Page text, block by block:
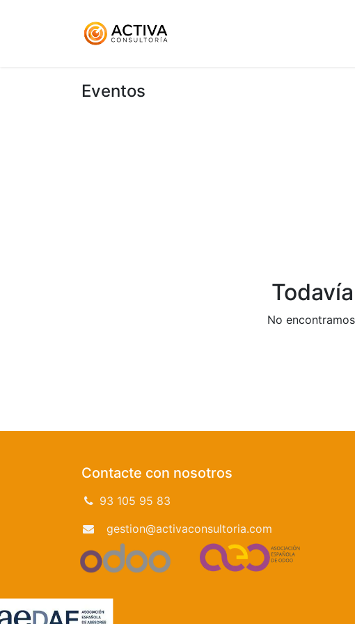
Eventos
No
Contacte con nosotros
93 105 95 83
gestion@activaconsultoria.com